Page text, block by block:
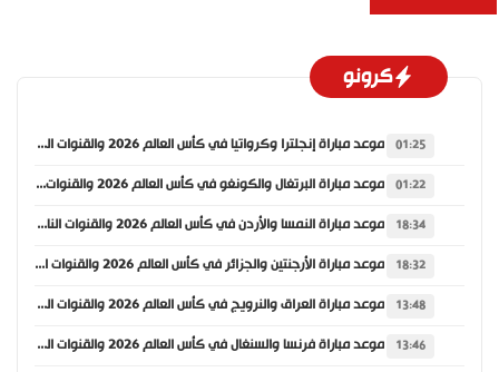
كرونو
01:25 موعد مباراة إنجلترا وكرواتيا في كأس العالم 2026 والقنوات الناقلة
01:22 موعد مباراة البرتغال والكونغو في كأس العالم 2026 والقنوات الناقلة
18:34 موعد مباراة النمسا والأردن في كأس العالم 2026 والقنوات الناقلة
18:32 موعد مباراة الأرجنتين والجزائر في كأس العالم 2026 والقنوات الناقلة
13:48 موعد مباراة العراق والنرويج في كأس العالم 2026 والقنوات الناقلة
13:46 موعد مباراة فرنسا والسنغال في كأس العالم 2026 والقنوات الناقلة